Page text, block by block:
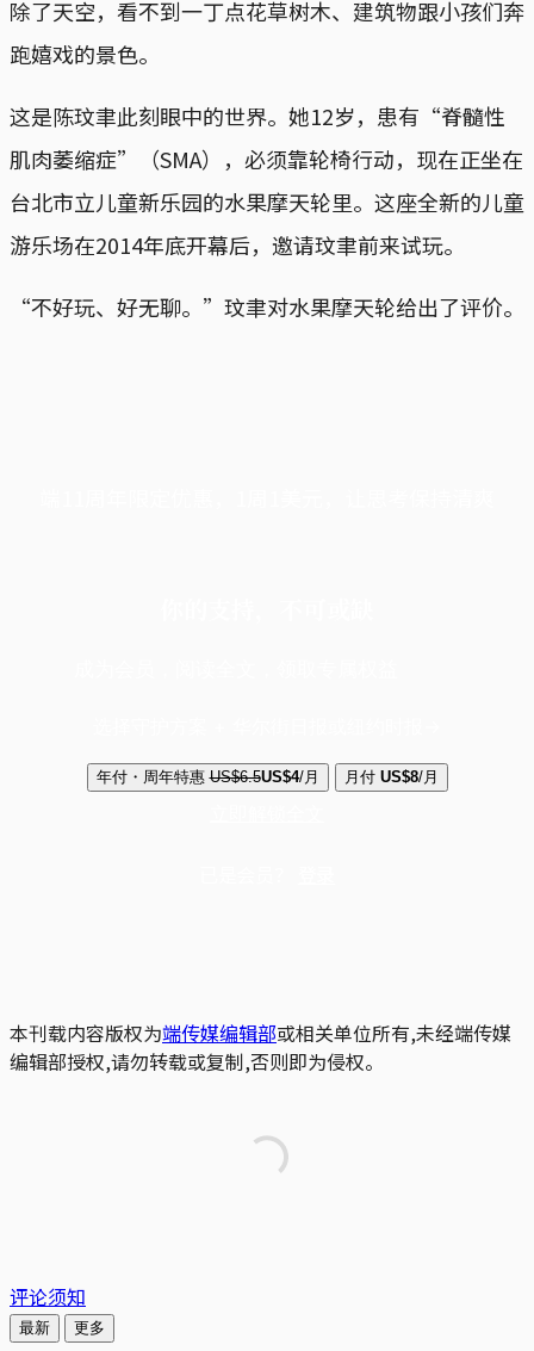
除了天空，看不到一丁点花草树木、建筑物跟小孩们奔
跑嬉戏的景色。
这是陈玟聿此刻眼中的世界。她12岁，患有“脊髓性
肌肉萎缩症”（SMA），必须靠轮椅行动，现在正坐在
台北市立儿童新乐园的水果摩天轮里。这座全新的儿童
游乐场在2014年底开幕后，邀请玟聿前来试玩。
“不好玩、好无聊。”玟聿对水果摩天轮给出了评价。
年付・周年特惠 US$6.5US$4/月 月付 US$8/月
本刊载内容版权为端传媒编辑部或相关单位所有,未经端传媒
编辑部授权,请勿转载或复制,否则即为侵权。
评论须知
最新 更多